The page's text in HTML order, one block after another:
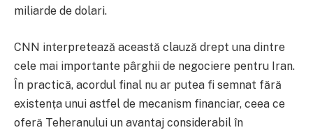
miliarde de dolari.
CNN interpretează această clauză drept una dintre
cele mai importante pârghii de negociere pentru Iran.
În practică, acordul final nu ar putea fi semnat fără
existența unui astfel de mecanism financiar, ceea ce
oferă Teheranului un avantaj considerabil în